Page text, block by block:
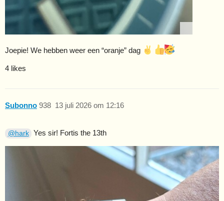
Joepie! We hebben weer een “oranje” dag
4 likes
Subonno 13 juli 2026 om 12:16
938
@hark Yes sir! Fortis the 13th